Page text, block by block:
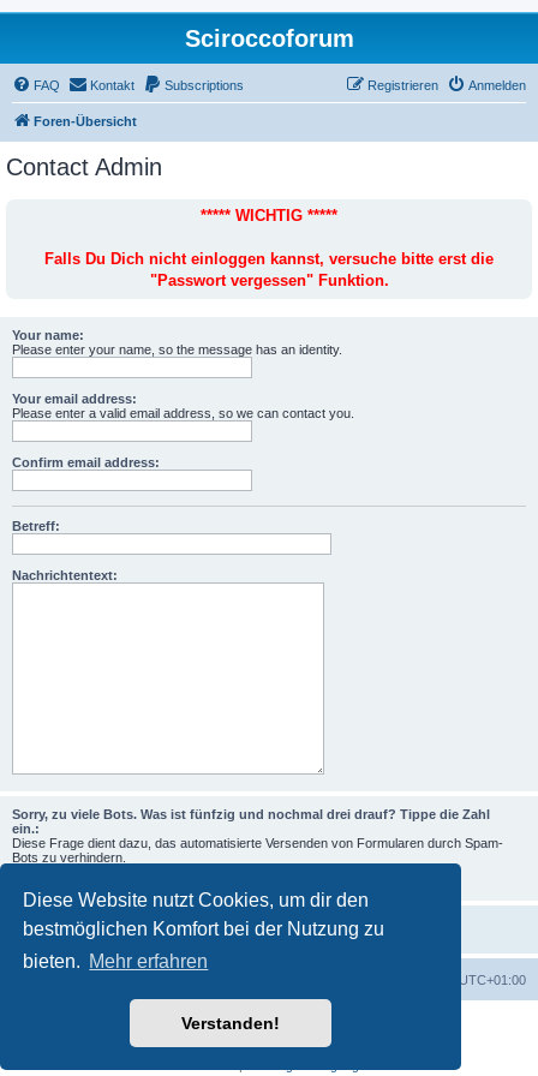
Diese Website nutzt Cookies, um dir den
bestmöglichen Komfort bei der Nutzung zu
bieten. Mehr erfahren
Verstanden!
Sciroccoforum
FAQ Kontakt Subscriptions Anmelden
Registrieren
Foren-Übersicht
Contact Admin
***** WICHTIG *****
Falls Du Dich nicht einloggen kannst, versuche bitte erst die
"Passwort vergessen" Funktion.
Your name:
Please enter your name, so the message has an identity.
Your email address:
Please enter a valid email address, so we can contact you.
Confirm email address:
Betreff:
Nachrichtentext:
Sorry, zu viele Bots. Was ist fünfzig und nochmal drei drauf? Tippe die Zahl
ein.:
Diese Frage dient dazu, das automatisierte Versenden von Formularen durch Spam-
Bots zu verhindern.
UTC+01:00
Powered byphpBB® Forum Software © phpBB Limited
phpBB.de